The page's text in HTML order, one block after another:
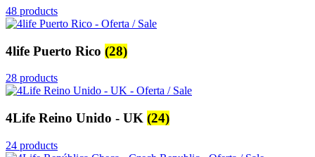
48 products
4life Puerto Rico (28)
28 products
4Life Reino Unido - UK (24)
24 products